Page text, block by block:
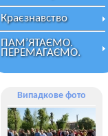
Краєзнавство
ПАМ’ЯТАЄМО.
ПЕРЕМАГАЄМО.
Випадкове фото